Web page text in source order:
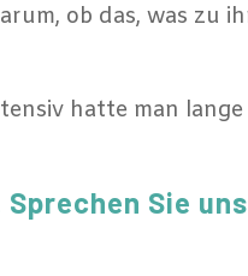
ob das, was zu
hatte man
Sie